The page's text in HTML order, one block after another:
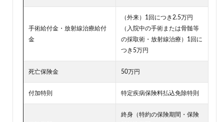
手術給付金・放射線治療給付
金
（外来）1回につき2.5万円
（入院中の手術または骨髄等
の採取術・放射線治療）1回に
つき5万円
死亡保険金 50万円
付加特則 特定疾病保険料払込免除特則
終身（特約の保険期間・保険